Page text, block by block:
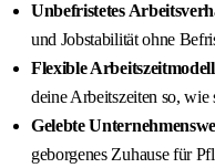
Unbefristetes
und Jobstabilität ohne
Flexible
deine Arbeitszeiten so, wie
Gelebte
geborgenes Zuhause für